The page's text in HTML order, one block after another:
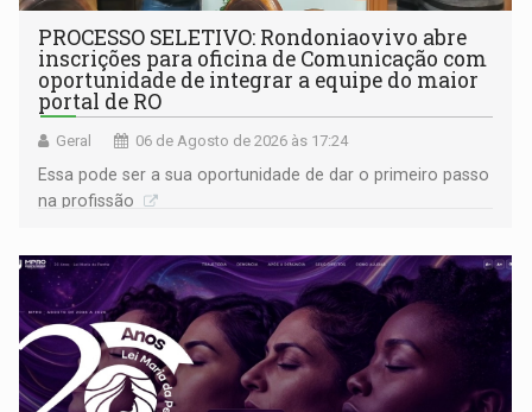
PROCESSO SELETIVO: Rondoniaovivo abre
inscrições para oficina de Comunicação com
oportunidade de integrar a equipe do maior
portal de RO
Geral 06 de Agosto de 2026 às 17:24
Essa pode ser a sua oportunidade de dar o primeiro passo
na profissão